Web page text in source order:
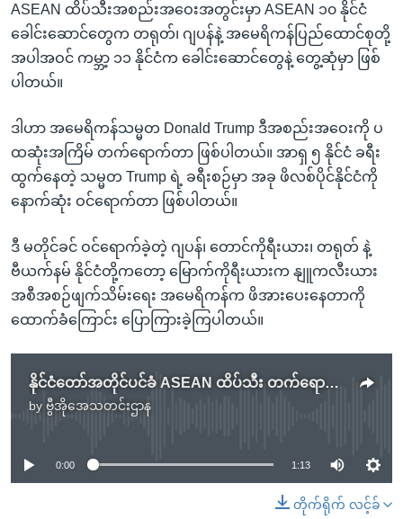
ASEAN ထိပ်သီးအစည်းအဝေးအတွင်းမှာ ASEAN ၁၀ နိုင်ငံ
ခေါင်းဆောင်တွေက တရုတ်၊ ဂျပန်နဲ့ အမေရိကန်ပြည်ထောင်စုတို့
အပါအဝင် ကမ္ဘာ့ ၁၁ နိုင်ငံက ခေါင်းဆောင်တွေနဲ့ တွေ့ဆုံမှာ ဖြစ်
ပါတယ်။
ဒါဟာ အမေရိကန်သမ္မတ Donald Trump ဒီအစည်းအဝေးကို ပ
ထဆုံးအကြိမ် တက်ရောက်တာ ဖြစ်ပါတယ်။ အာရှ ၅ နိုင်ငံ ခရီး
ထွက်နေတဲ့ သမ္မတ Trump ရဲ့ ခရီးစဉ်မှာ အခု ဖိလစ်ပိုင်နိုင်ငံကို
နောက်ဆုံး ဝင်ရောက်တာ ဖြစ်ပါတယ်။
ဒီ မတိုင်ခင် ဝင်ရောက်ခဲ့တဲ့ ဂျပန်၊ တောင်ကိုရီးယား၊ တရုတ် နဲ့
ဗီယက်နမ် နိုင်ငံတို့ကတော့ မြောက်ကိုရီးယားက နျူကလီးယား
အစီအစဉ်ဖျက်သိမ်းရေး အမေရိကန်က ဖိအားပေးနေတာကို
ထောက်ခံကြောင်း ပြောကြားခဲ့ကြပါတယ်။
နိုင်ငံတော်အတိုင်ပင်ခံ ASEAN ထိပ်သီး တက်ရောက်ရန် ဖိလစ်ပိုင် ရောက်ရှိ
by ဗွီအိုအေသတင်းဌာန
No media source currently available
0:00 1:13
တိုက်ရိုက် လင့်ခ်